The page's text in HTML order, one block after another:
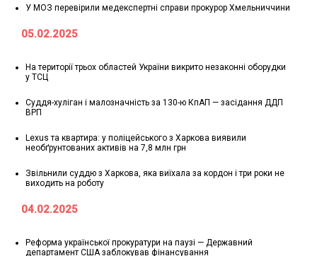
У МОЗ перевірили медекспертні справи прокурор Хмельниччини
05.02.2025
На території трьох областей України викрито незаконні оборудки
у ТСЦ
Суддя-хуліган і малозначність за 130-ю КпАП — засідання ДДП
ВРП
Lexus та квартира: у поліцейського з Харкова виявили
необґрунтованих активів на 7,8 млн грн
Звільнили суддю з Харкова, яка виїхала за кордон і три роки не
виходить на роботу
04.02.2025
Реформа української прокуратури на паузі — Державний
департамент США заблокував фінансування